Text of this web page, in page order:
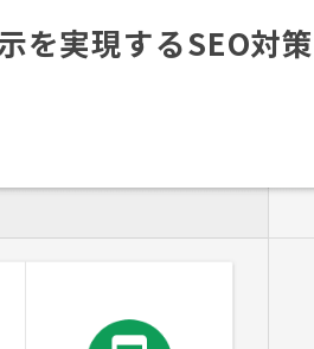
を実現するSEO対策